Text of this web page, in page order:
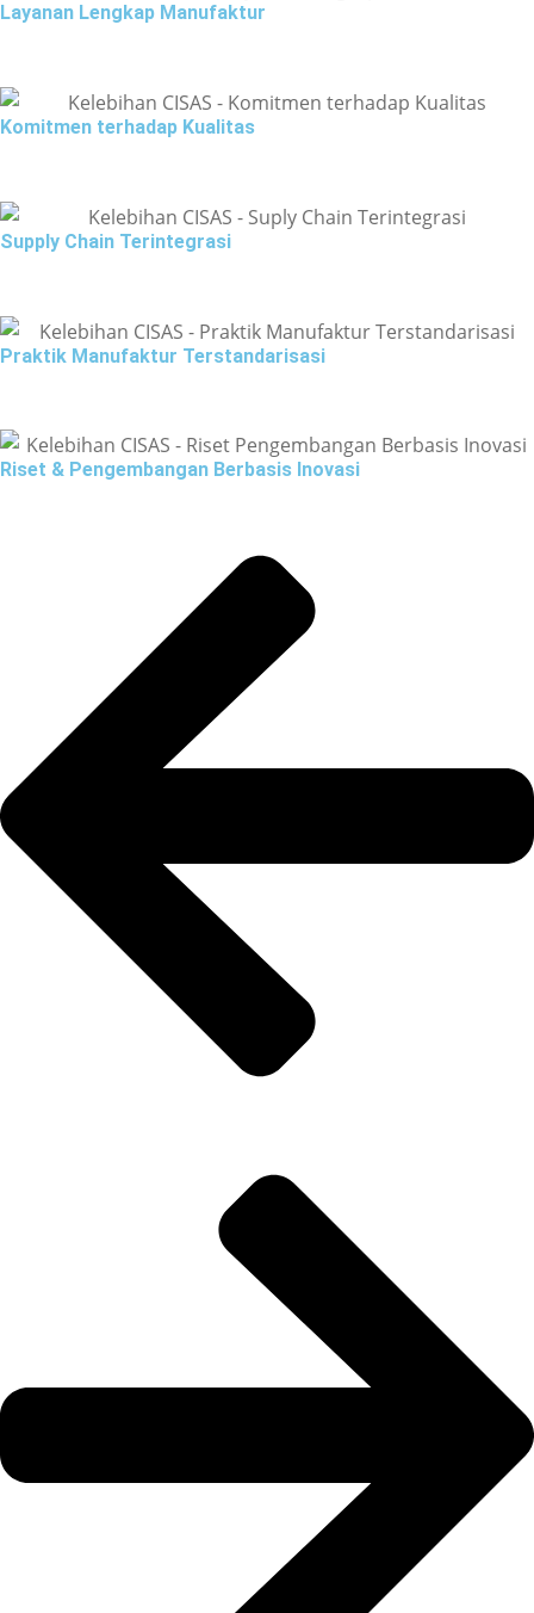
Layanan Lengkap Manufaktur
Komitmen terhadap Kualitas
Supply Chain Terintegrasi
Praktik Manufaktur Terstandarisasi
Riset & Pengembangan Berbasis Inovasi